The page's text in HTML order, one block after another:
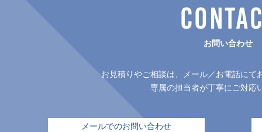
お問い合わせ
お見積りやご相談は、メール／お電話にて
専属の担当者が丁寧にご対応
メールでのお問い合わせ